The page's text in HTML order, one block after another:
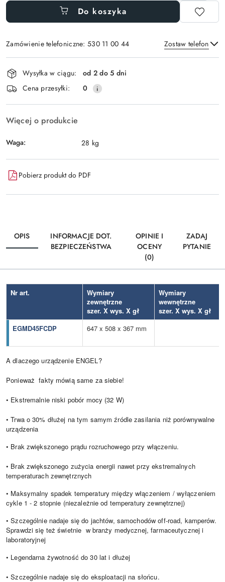
Do koszyka
Zamówienie telefoniczne: 530 11 00 44 Zostaw telefon
Wyślij
Dostępność
i
dostawa
Wysyłka w ciągu:
od 2 do 5 dni
Cena przesyłki:
0
Więcej o produkcie
Waga: 28 kg
Pobierz produkt do PDF
OPIS
INFORMACJE DOT.
BEZPIECZEŃSTWA
OPINIE I
OCENY
(0)
ZADAJ
PYTANIE
Nr art.
Wymiary
zewnętrzne
szer. X wys. X gł
Wymiary
wewnętrzne
szer. X wys. X gł
EGMD45FCDP
647 x 508 x 367 mm
A dlaczego urządzenie ENGEL?
Ponieważ fakty mówią same za siebie!
• Ekstremalnie niski pobór mocy (32 W)
• Trwa o 30% dłużej na tym samym źródle zasilania niż porównywalne
urządzenia
• Brak zwiększonego prądu rozruchowego przy włączeniu.
• Brak zwiększonego zużycia energii nawet przy ekstremalnych
temperaturach zewnętrznych
• Maksymalny spadek temperatury między włączeniem / wyłączeniem
cykle 1 - 2 stopnie (niezależnie od temperatury zewnętrznej)
• Szczególnie nadaje się do jachtów, samochodów off-road, kamperów.
Sprawdzi się też świetnie w branży medycznej, farmaceutycznej i
laboratoryjnej
• Legendarna żywotność do 30 lat i dłużej
• Szczególnie nadaje się do eksploatacji na słońcu.